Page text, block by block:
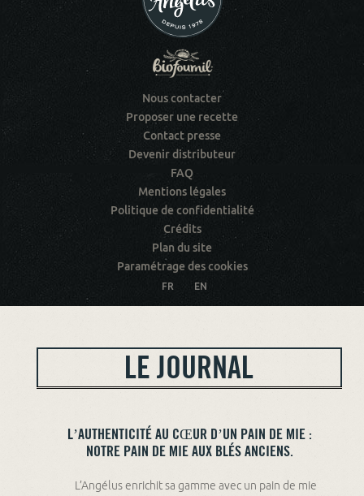
Nous contacter
Proposer une recette
Contact presse
Devenir distributeur
FAQ
Mentions légales
Politique de confidentialité
Crédits
Plan du site
Paramétrage des cookies
FR EN
LE JOURNAL
L’AUTHENTICITÉ AU CŒUR D’UN PAIN DE MIE :
NOTRE PAIN DE MIE AUX BLÉS ANCIENS.
L’Angélus enrichit sa gamme avec un pain de mie